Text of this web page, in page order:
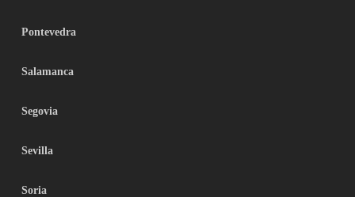
Pontevedra
Salamanca
Segovia
Sevilla
Soria